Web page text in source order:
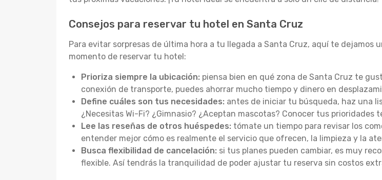
Consejos para reservar tu hotel en Santa Cruz
Para evitar sorpresas de última hora a tu llegada a Santa Cruz, aquí te
momento de reservar tu hotel:
Prioriza siempre la ubicación: piensa bien en qué zona de Santa Cruz te
conexión de transporte, puedes ahorrar mucho tiempo y dinero en
Define cuáles son tus necesidades: antes de iniciar tu búsqueda, haz una
¿Necesitas Wi-Fi? ¿Gimnasio? ¿Aceptan mascotas? Conocer tus
Lee las reseñas de otros huéspedes: tómate un tiempo para revisar los
entender mejor cómo es realmente el servicio que ofrecen, la limpieza y la
Busca flexibilidad de cancelación: si tus planes pueden cambiar, es muy
flexible. Así tendrás la tranquilidad de poder ajustar tu reserva sin costos